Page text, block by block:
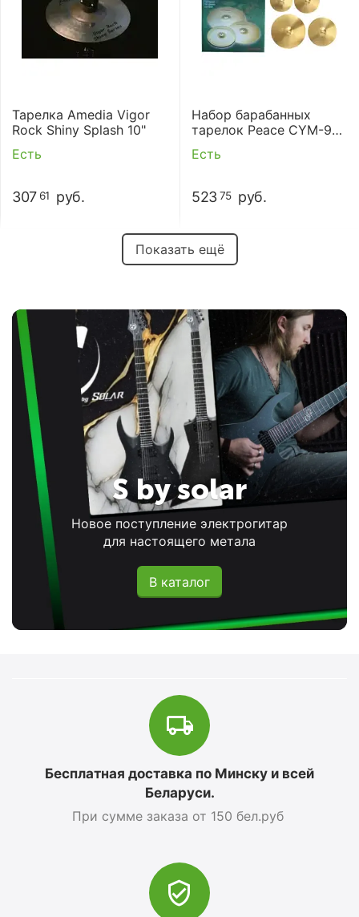
Тарелка Amedia Vigor
Rock Shiny Splash 10"
Есть
307 61 руб.
Набор барабанных
тарелок Peace CYM-9-
8208
Есть
523 75 руб.
Показать ещё
S by solar
Новое поступление электрогитар
для настоящего метала
В каталог
Бесплатная доставка по Минску и всей
Беларуси.
При сумме заказа от 150 бел.руб